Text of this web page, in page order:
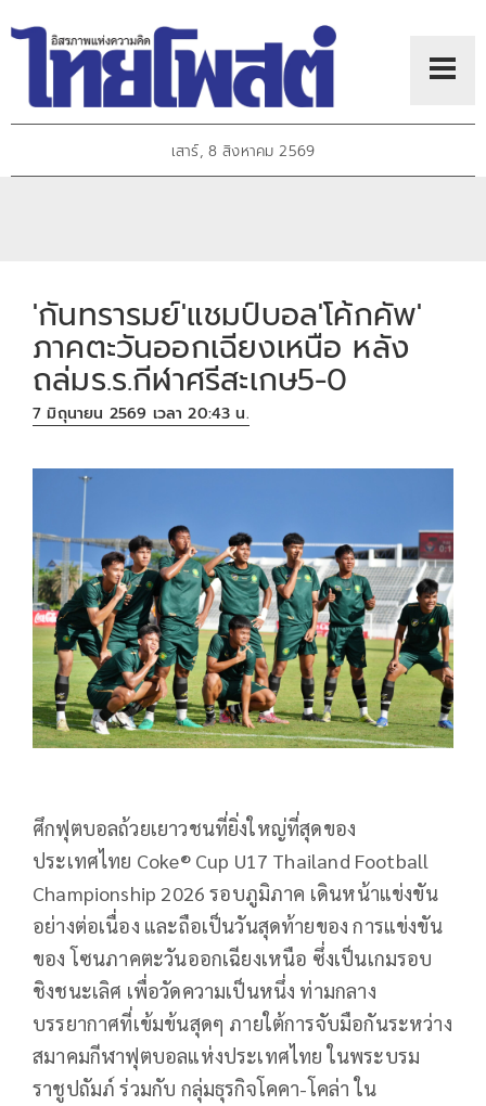
เสาร์, 8 สิงหาคม 2569
'กันทรารมย์'แชมป์บอล'โค้กคัพ'
ภาคตะวันออกเฉียงเหนือ หลัง
ถล่มร.ร.กีฬาศรีสะเกษ5-0
7 มิถุนายน 2569 เวลา 20:43 น.
ศึกฟุตบอลถ้วยเยาวชนที่ยิ่งใหญ่ที่สุดของ
ประเทศไทย Coke® Cup U17 Thailand Football
Championship 2026 รอบภูมิภาค เดินหน้าแข่งขัน
อย่างต่อเนื่อง และถือเป็นวันสุดท้ายของ การแข่งขัน
ของ โซนภาคตะวันออกเฉียงเหนือ ซึ่งเป็นเกมรอบ
ชิงชนะเลิศ เพื่อวัดความเป็นหนึ่ง ท่ามกลาง
บรรยากาศที่เข้มข้นสุดๆ ภายใต้การจับมือกันระหว่าง
สมาคมกีฬาฟุตบอลแห่งประเทศไทย ในพระบรม
ราชูปถัมภ์ ร่วมกับ กลุ่มธุรกิจโคคา-โคล่า ใน